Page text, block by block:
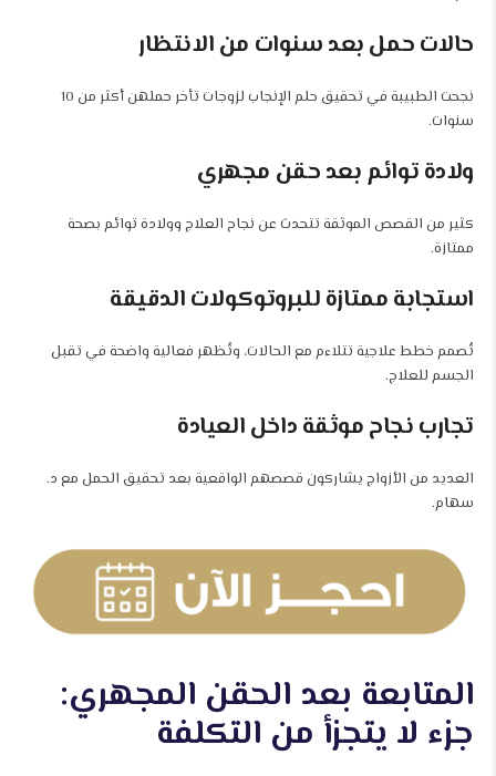
حالات حمل بعد سنوات من الانتظار
نجحت الطبيبة في تحقيق حلم الإنجاب لزوجات تأخر حملهن أكثر من 10
سنوات.
ولادة توائم بعد حقن مجهري
كثير من القصص الموثقة تتحدث عن نجاح العلاج وولادة توائم بصحة
ممتازة.
استجابة ممتازة للبروتوكولات الدقيقة
تُصمم خطط علاجية تتلاءم مع الحالات، وتُظهر فعالية واضحة في تقبل
الجسم للعلاج.
تجارب نجاح موثقة داخل العيادة
العديد من الأزواج يشاركون قصصهم الواقعية بعد تحقيق الحمل مع د.
سهام.
المتابعة بعد الحقن المجهري:
جزء لا يتجزأ من التكلفة